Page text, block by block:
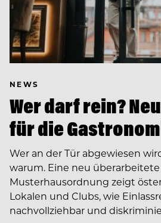
NEWS
Wer darf rein?
für die
Wer an der Tür abgewiesen
warum. Eine neu überarbeitete
Musterhausordnung zeigt
Lokalen und Clubs, wie
nachvollziehbar und